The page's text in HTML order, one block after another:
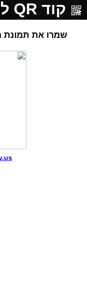
קוד QR לקישור
שמרו את תמונת